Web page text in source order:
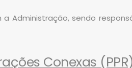
Administração, sendo
Conexas